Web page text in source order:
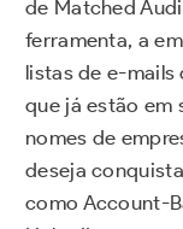
de Matched
ferramenta, a
listas de e-
que já estão em
nomes de
deseja
como Account-